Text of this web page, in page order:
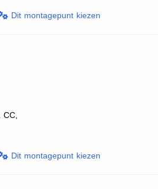
Dit montagepunt kiezen
Dit montagepunt kiezen